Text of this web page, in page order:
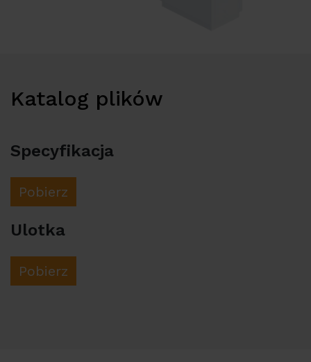
Katalog plików
Specyfikacja
Pobierz
Ulotka
Pobierz